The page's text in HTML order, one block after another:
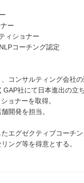
ー
ィショナー
コーチング認定
コンサルティング会社
社にて日本進出の立
ョナーを取得。
開発を担当。
エグゼクティブコーチン
ング等を得意とする。